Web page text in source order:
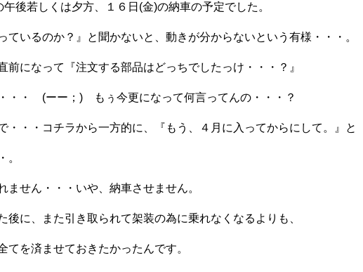
後若しくは夕方、１６日(金)の納車の予定でした。
ているのか？』と聞かないと、動きが分からないという有様・・・。
前になって『注文する部品はどっちでしたっけ・・・？』
・・ (ーー；) もぅ今更になって何言ってんの・・・？
・・・コチラから一方的に、『もう、４月に入ってからにして。』と
。
ません・・・いや、納車させません。
後に、また引き取られて架装の為に乗れなくなるよりも、
てを済ませておきたかったんです。